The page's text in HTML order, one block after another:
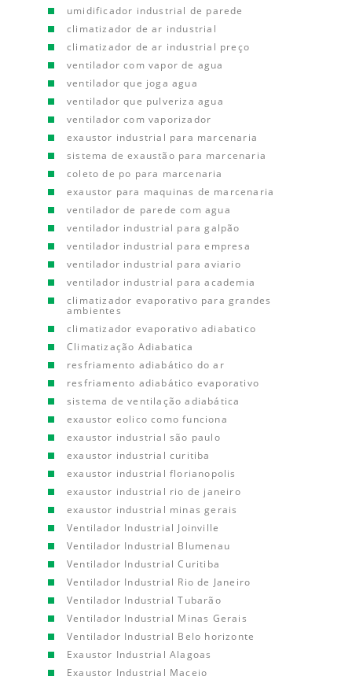
umidificador industrial de parede
climatizador de ar industrial
climatizador de ar industrial preço
ventilador com vapor de agua
ventilador que joga agua
ventilador que pulveriza agua
ventilador com vaporizador
exaustor industrial para marcenaria
sistema de exaustão para marcenaria
coleto de po para marcenaria
exaustor para maquinas de marcenaria
ventilador de parede com agua
ventilador industrial para galpão
ventilador industrial para empresa
ventilador industrial para aviario
ventilador industrial para academia
climatizador evaporativo para grandes
ambientes
climatizador evaporativo adiabatico
Climatização Adiabatica
resfriamento adiabático do ar
resfriamento adiabático evaporativo
sistema de ventilação adiabática
exaustor eolico como funciona
exaustor industrial são paulo
exaustor industrial curitiba
exaustor industrial florianopolis
exaustor industrial rio de janeiro
exaustor industrial minas gerais
Ventilador Industrial Joinville
Ventilador Industrial Blumenau
Ventilador Industrial Curitiba
Ventilador Industrial Rio de Janeiro
Ventilador Industrial Tubarão
Ventilador Industrial Minas Gerais
Ventilador Industrial Belo horizonte
Exaustor Industrial Alagoas
Exaustor Industrial Maceio